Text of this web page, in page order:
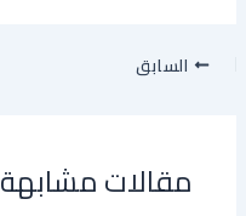
السابق
مقالات مشابهة